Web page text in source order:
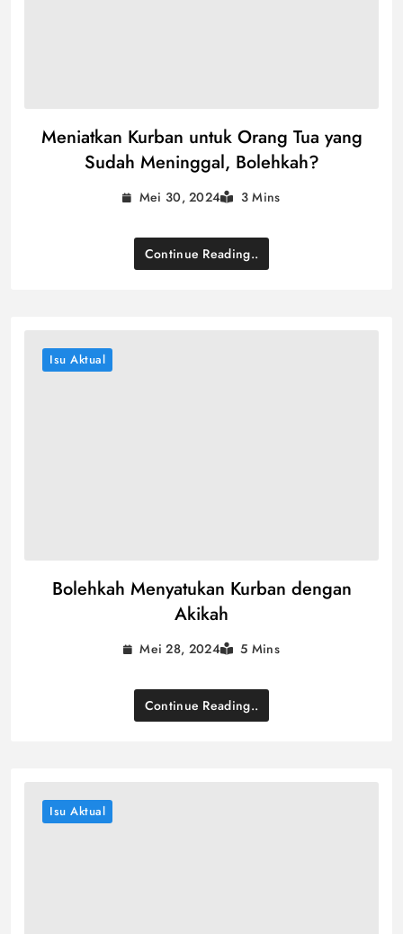
Meniatkan Kurban untuk Orang Tua yang
Sudah Meninggal, Bolehkah?
Mei 30, 2024 3 Mins
Continue Reading..
Isu Aktual
Bolehkah Menyatukan Kurban dengan
Akikah
Mei 28, 2024 5 Mins
Continue Reading..
Isu Aktual